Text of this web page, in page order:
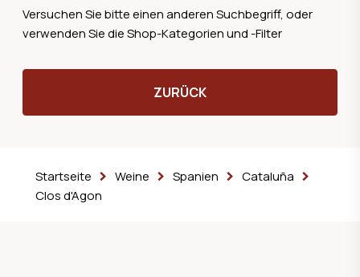
Versuchen Sie bitte einen anderen Suchbegriff, oder
verwenden Sie die Shop-Kategorien und -Filter
ZURÜCK
Startseite Weine Spanien
Cataluña
Clos d'Agon